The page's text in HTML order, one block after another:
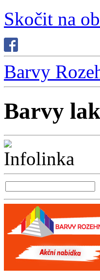
Skočit na
Barvy
Barvy